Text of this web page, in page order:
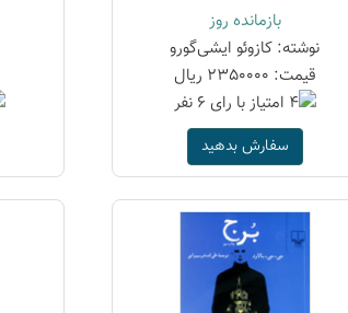
بازمانده روز
نوشته: کازوئو ایشی‌گورو
قیمت: 2350000 ریال
سفارش بدهید